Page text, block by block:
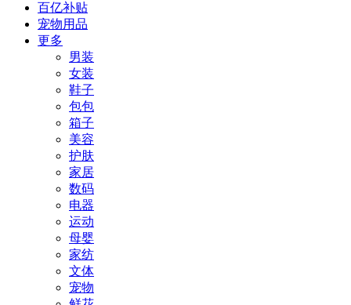
百亿补贴
宠物用品
更多
男装
女装
鞋子
包包
箱子
美容
护肤
家居
数码
电器
运动
母婴
家纺
文体
宠物